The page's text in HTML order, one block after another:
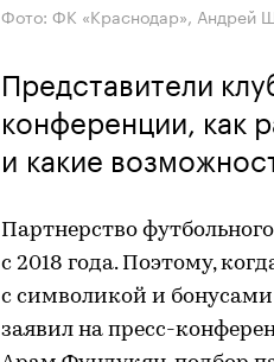
Фото: ФК «Краснодар», Андрей
Представители
конференции, как
и какие
Партнерство
с 2018 года. Поэтому,
с символикой и
заявил на пресс-